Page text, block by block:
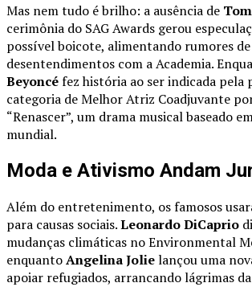
Mas nem tudo é brilho: a ausência de
cerimônia do SAG Awards gerou
possível boicote, alimentando rumores de
desentendimentos com a Academia.
Beyoncéfez história ao ser indicada pela
categoria de Melhor Atriz Coadjuvante
“Renascer”, um drama musical baseado
mundial.
Moda e Ativismo Andam
Além do entretenimento, os famosos
para causas sociais.Leonardo DiCaprio
mudanças climáticas no Environmental
enquantoAngelina Jolielançou uma
apoiar refugiados, arrancando lágrimas